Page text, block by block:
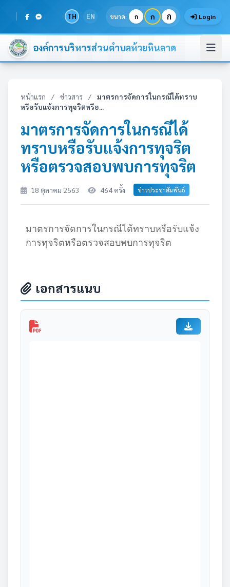
TH EN ขนาด: ก ก ก Login
องค์การบริหารส่วนตำบลห้วยหินลาด
หน้าแรก / ข่าวสาร /
มาตรการจัดการในกรณีได้ทราบ
หรือรับแจ้งการทุจริตหรือ...
มาตรการจัดการในกรณีได้
ทราบหรือรับแจ้งการทุจริต
หรือตรวจสอบพบการทุจริต
18 ตุลาคม 2563 464 ครั้ง ข่าวประชาสัมพันธ์
มาตรการจัดการในกรณีได้ทราบหรือรับแจ้ง
การทุจริตหรือตรวจสอบพบการทุจริต
เอกสารแนบ